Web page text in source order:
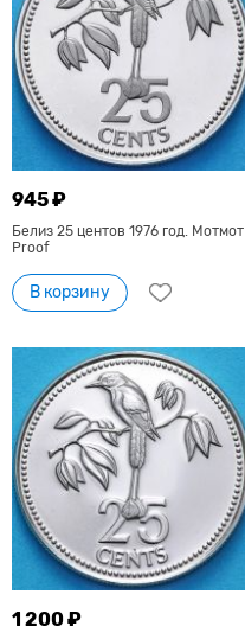
945 ₽
Белиз 25 центов 1976 год. Мотмот
Proof
В корзину
1 200 ₽